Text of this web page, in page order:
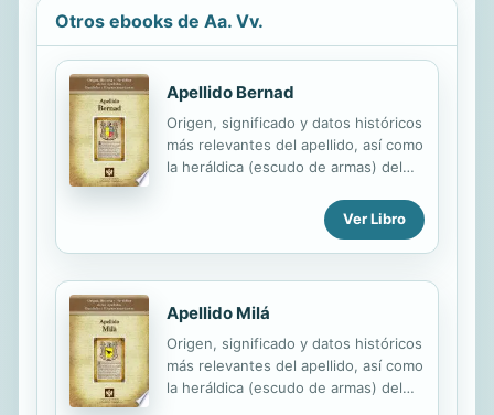
Otros ebooks de Aa. Vv.
Apellido Bernad
Origen, significado y datos históricos
más relevantes del apellido, así como
la heráldica (escudo de armas) del
edición de todas nuestras láminas
nos regimos por un estricto
protocolo cuya finalidad es la de
garantizar la veracidad y utilidad de la
simbolismo de los principales
esmaltes, metales y piezas
heráldicas.
Ver Libro
Apellido Milá
Origen, significado y datos históricos
más relevantes del apellido, así como
la heráldica (escudo de armas) del